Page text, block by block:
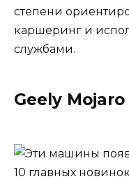
степени
каршеринг и
службами.
Geely